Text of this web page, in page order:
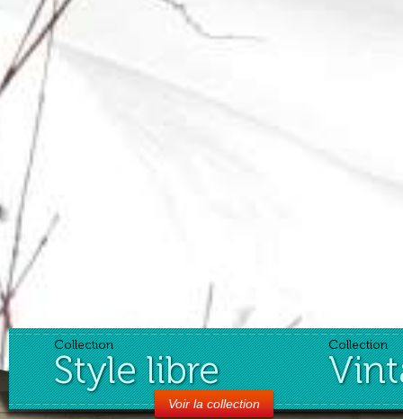
Collection
Style libre
Voir la collection
Collection